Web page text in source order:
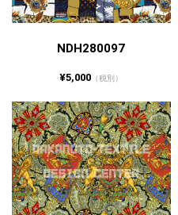
NDH280097
¥5,000 （税別）